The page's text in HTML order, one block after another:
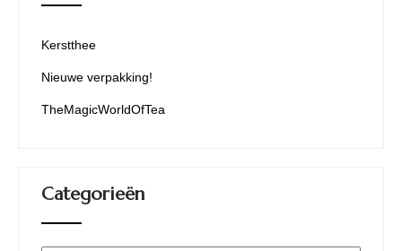
Kerstthee
Nieuwe verpakking!
TheMagicWorldOfTea
Categorieën